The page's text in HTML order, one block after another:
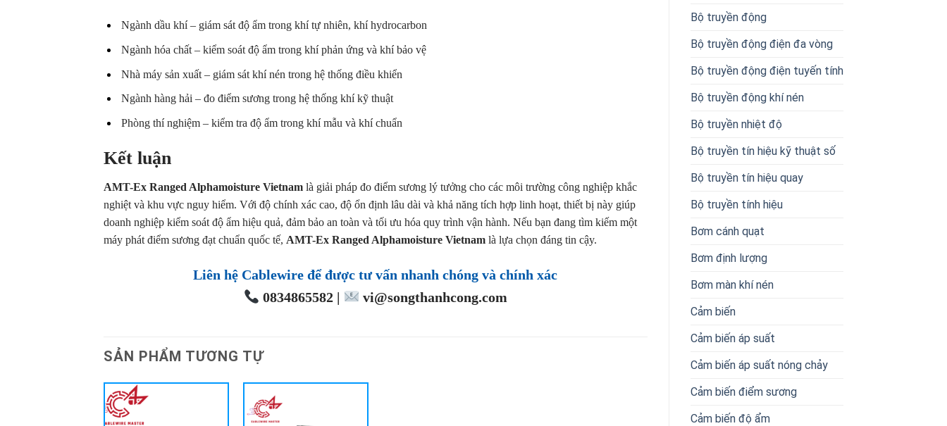
Bộ truyền động
Bộ truyền động điện đa vòng
Bộ truyền động điện tuyến tính
Bộ truyền động khí nén
Bộ truyền nhiệt độ
Bộ truyền tín hiệu kỹ thuật số
Bộ truyền tín hiệu quay
Bộ truyền tính hiệu
Bơm cánh quạt
Bơm định lượng
Bơm màn khí nén
Cảm biến
Cảm biến áp suất
Cảm biến áp suất nóng chảy
Cảm biến điểm sương
Cảm biến độ ẩm
Ngành dầu khí – giám sát độ ẩm trong khí tự nhiên, khí hydrocarbon
Ngành hóa chất – kiểm soát độ ẩm trong khí phản ứng và khí bảo vệ
Nhà máy sản xuất – giám sát khí nén trong hệ thống điều khiển
Ngành hàng hải – đo điểm sương trong hệ thống khí kỹ thuật
Phòng thí nghiệm – kiểm tra độ ẩm trong khí mẫu và khí chuẩn
Kết luận
AMT-Ex Ranged Alphamoisture Vietnam là giải pháp đo điểm sương lý tưởng cho các môi trường công nghiệp khắc
nghiệt và khu vực nguy hiểm. Với độ chính xác cao, độ ổn định lâu dài và khả năng tích hợp linh hoạt, thiết bị này giúp
doanh nghiệp kiểm soát độ ẩm hiệu quả, đảm bảo an toàn và tối ưu hóa quy trình vận hành. Nếu bạn đang tìm kiếm một
máy phát điểm sương đạt chuẩn quốc tế, AMT-Ex Ranged Alphamoisture Vietnam là lựa chọn đáng tin cậy.
Liên hệ Cablewire để được tư vấn nhanh chóng và chính xác
0834865582 |
vi@songthanhcong.com
SẢN PHẨM TƯƠNG TỰ